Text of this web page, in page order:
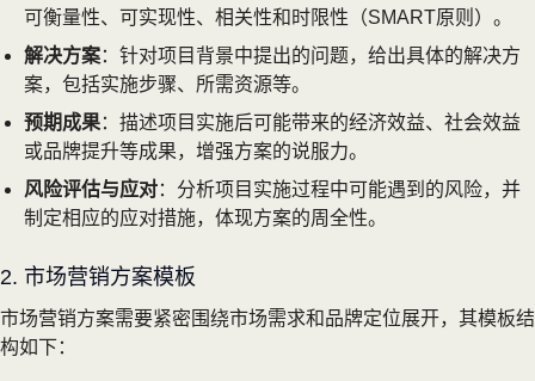
可衡量性、可实现性、相关性和时限性（SMART原则）。
解决方案：针对项目背景中提出的问题，给出具体的解决方
案，包括实施步骤、所需资源等。
预期成果：描述项目实施后可能带来的经济效益、社会效益
或品牌提升等成果，增强方案的说服力。
风险评估与应对：分析项目实施过程中可能遇到的风险，并
制定相应的应对措施，体现方案的周全性。
2. 市场营销方案模板
市场营销方案需要紧密围绕市场需求和品牌定位展开，其模板结
构如下：